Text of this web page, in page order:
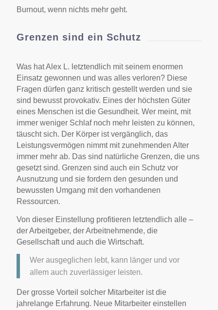
Burnout, wenn nichts mehr geht.
Grenzen sind ein Schutz
Was hat Alex L. letztendlich mit seinem enormen
Einsatz gewonnen und was alles verloren? Diese
Fragen dürfen ganz kritisch gestellt werden und sie
sind bewusst provokativ. Eines der höchsten Güter
eines Menschen ist die Gesundheit. Wer meint, mit
immer weniger Schlaf noch mehr leisten zu können,
täuscht sich. Der Körper ist vergänglich, das
Leistungsvermögen nimmt mit zunehmenden Alter
immer mehr ab. Das sind natürliche Grenzen, die uns
gesetzt sind. Grenzen sind auch ein Schutz vor
Ausnutzung und sie fordern den gesunden und
bewussten Umgang mit den vorhandenen
Ressourcen.
Von dieser Einstellung profitieren letztendlich alle –
der Arbeitgeber, der Arbeitnehmende, die
Gesellschaft und auch die Wirtschaft.
Wer ausgeglichen lebt, kann länger und vor
allem auch zuverlässiger leisten.
Der grosse Vorteil solcher Mitarbeiter ist die
jahrelange Erfahrung. Neue Mitarbeiter einstellen